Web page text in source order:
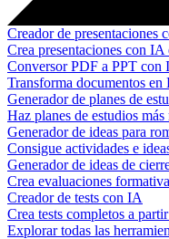
Creador de presentaciones
Crea presentaciones con
Conversor PDF a PPT con
Transforma documentos en
Generador de planes de
Haz planes de estudios
Generador de ideas para
Consigue actividades e
Generador de ideas de
Crea evaluaciones
Creador de tests con IA
Crea tests completos a
Explorar todas las